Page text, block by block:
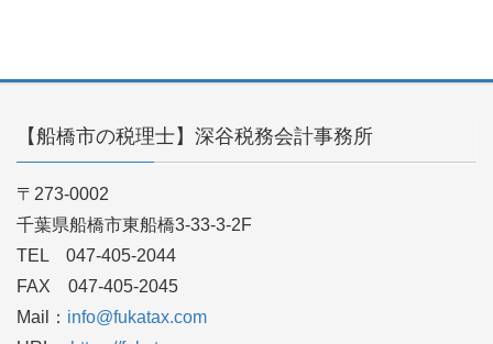
【船橋市の税理士】深谷税務会計事務所
〒273-0002
千葉県船橋市東船橋3-33-3-2F
TEL 047-405-2044
FAX 047-405-2045
Mail： info@fukatax.com